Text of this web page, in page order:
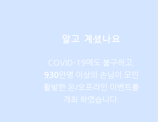
알고 계셨나요
COVID-19에도 불구하고,
930만명 이상의 손님이 모인
활발한 온/오프라인 이벤트를
개최 하였습니다.